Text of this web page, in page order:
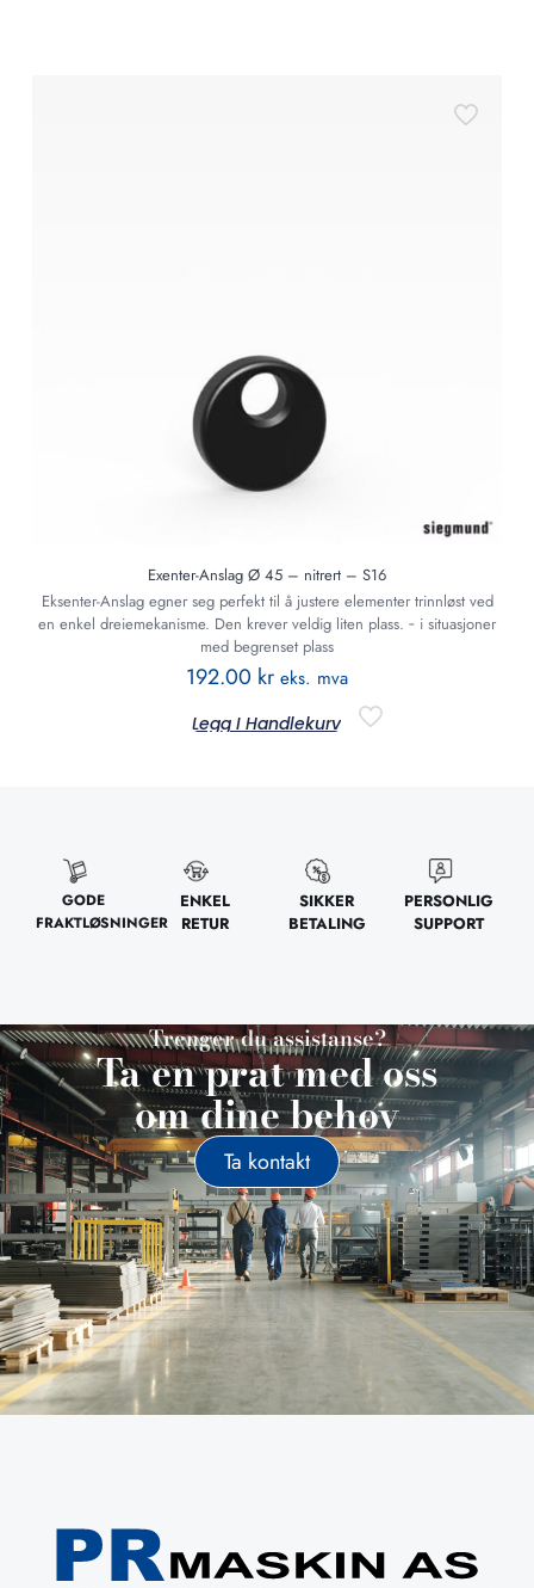
Exenter-Anslag Ø 45 – nitrert – S16
Eksenter-Anslag egner seg perfekt til å justere elementer trinnløst ved
en enkel dreiemekanisme. Den krever veldig liten plass. ‐ i situasjoner
med begrenset plass
192.00 kr eks. mva
Legg I Handlekurv
GODE
FRAKTLØSNINGER
ENKEL
RETUR
SIKKER
BETALING
PERSONLIG
SUPPORT
Trenger du assistanse?
Ta en prat med oss
om dine behov
Ta kontakt